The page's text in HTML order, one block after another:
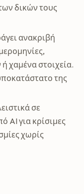
δικών τους
ανακριβή
χαμένα στοιχεία.
της
σε
AI για κρίσιμες
χωρίς